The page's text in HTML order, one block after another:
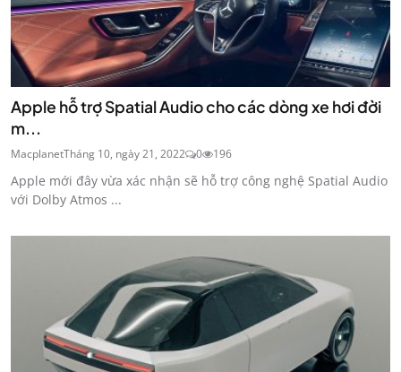
Apple hỗ trợ Spatial Audio cho các dòng xe hơi đời
m...
MacplanetTháng 10, ngày 21, 2022 0 196
Apple mới đây vừa xác nhận sẽ hỗ trợ công nghệ Spatial Audio
với Dolby Atmos ...